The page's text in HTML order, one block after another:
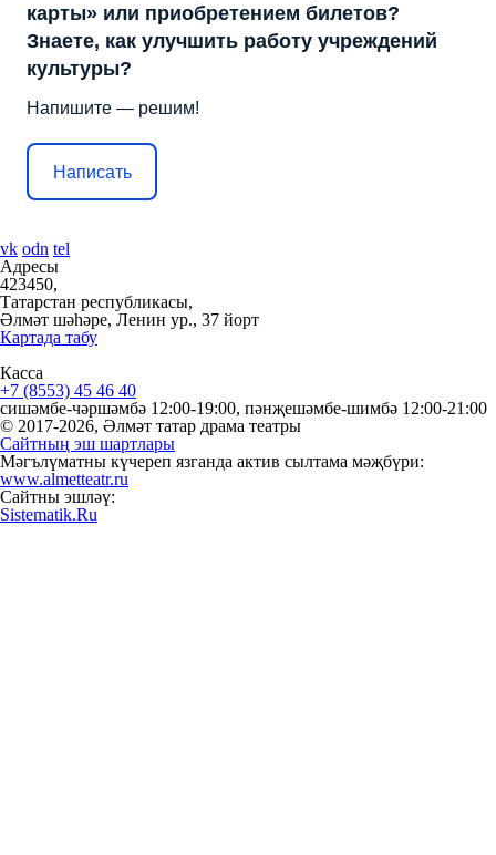
карты» или приобретением билетов?
Знаете, как улучшить работу учреждений
культуры?
Напишите — решим!
Написать
vk odn tel
Адресы
423450,
Татарстан республикасы,
Әлмәт шәһәре, Ленин ур., 37 йорт
Картада табу
Касса
+7 (8553) 45 46 40
сишәмбе-чәршәмбә 12:00-19:00, пәнҗешәмбе-шимбә 12:00-21:00
© 2017-2026, Әлмәт татар драма театры
Сайтның эш шартлары
Мәгълүматны күчереп язганда актив сылтама мәҗбүри:
www.almetteatr.ru
Сайтны эшләү:
Sistematik.Ru